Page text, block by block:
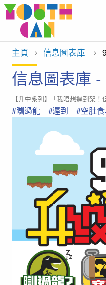
移到主內容
主頁 信息圖表庫
信息圖表庫
【升中系列】「我唔想遲到架！
#瞓過龍 #遲到 #空肚